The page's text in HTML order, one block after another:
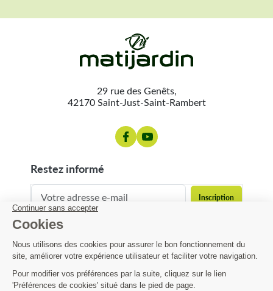
29 rue des Genêts,
42170 Saint-Just-Saint-Rambert
restez informé
contact@matijardin.fr 04 81 120 120
Matijardin